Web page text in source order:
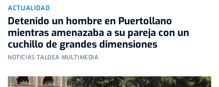
ACTUALIDAD
Detenido un hombre en Puertollano
mientras amenazaba a su pareja con un
cuchillo de grandes dimensiones
NOTICIAS TALDEA MULTIMEDIA